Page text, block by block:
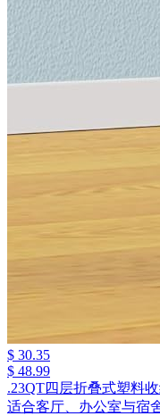
$ 30.35
$ 48.99
.23QT四层折叠式塑料
适合客厅、办公室与宿